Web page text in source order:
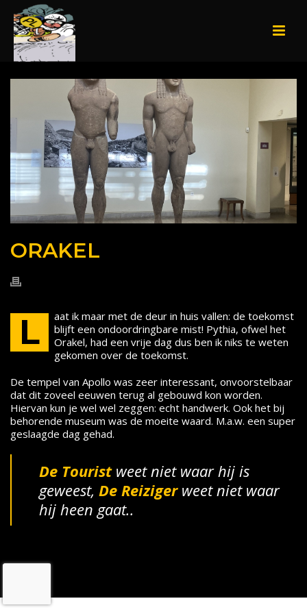
ORAKEL
L
aat ik maar met de deur in huis vallen: de toekomst
blijft een ondoordringbare mist! Pythia, ofwel het
Orakel, had een vrije dag dus ben ik niks te weten
gekomen over de toekomst.
De tempel van Apollo was zeer interessant, onvoorstelbaar
dat dit zoveel eeuwen terug al gebouwd kon worden.
Hiervan kun je wel wel zeggen: echt handwerk. Ook het bij
behorende museum was de moeite waard. M.a.w. een super
geslaagde dag gehad.
De Tourist weet niet waar hij is
geweest, De Reiziger weet niet waar
hij heen gaat..